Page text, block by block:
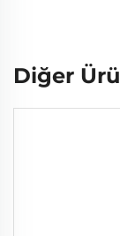
Diğer